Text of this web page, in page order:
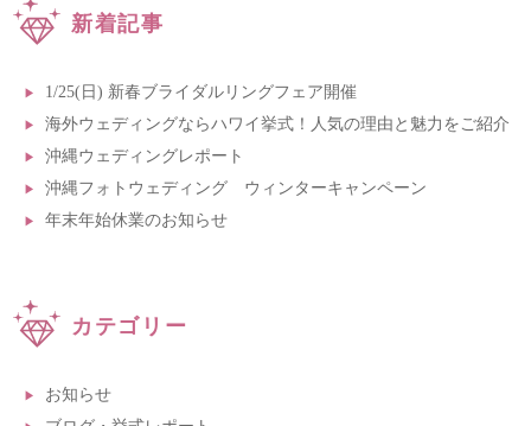
新着記事
1/25(日) 新春ブライダルリングフェア開催
海外ウェディングならハワイ挙式！人気の理由と魅力をご紹介
沖縄ウェディングレポート
沖縄フォトウェディング ウィンターキャンペーン
年末年始休業のお知らせ
カテゴリー
お知らせ